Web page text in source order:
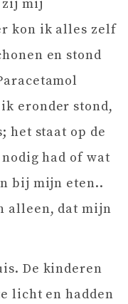
zij mij
kon ik alles zelf
en stond
eronder stond,
het staat op de
had of wat
bij mijn eten..
alleen, dat mijn
De kinderen
licht en hadden